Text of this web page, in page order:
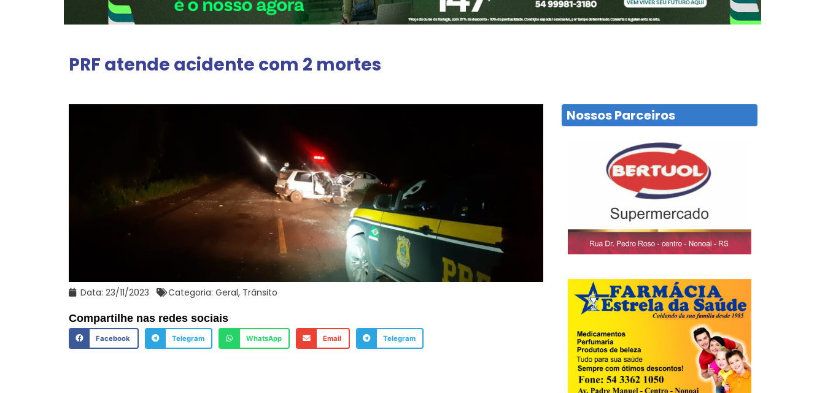
PRF atende acidente com 2 mortes
Data: 23/11/2023 Categoria: Geral, Trânsito
Compartilhe nas redes sociais
Facebook Telegram WhatsApp Email Telegram
Nossos Parceiros